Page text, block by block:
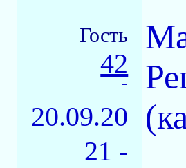
Гость
42
-
20.09.20
21 -